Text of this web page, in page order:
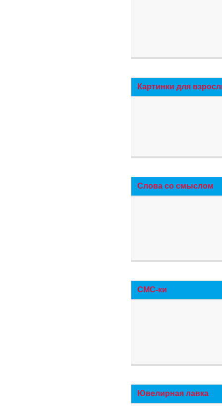
Картинки для
Слова со смыслом
СМС-ки
Ювелирная лавка